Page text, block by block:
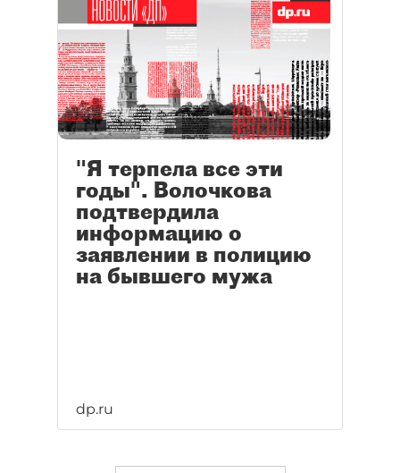
"Я терпела все эти
годы". Волочкова
подтвердила
информацию о
заявлении в полицию
на бывшего мужа
dp.ru